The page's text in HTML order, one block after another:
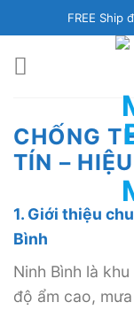
to
content
FREE Ship
CHỐNG
TÍN –
1. Giới thiệu
Bình
Ninh Bình là
độ ẩm cao,